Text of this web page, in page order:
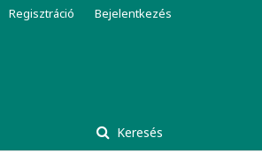
Keresés
Regisztráció Bejelentkezés